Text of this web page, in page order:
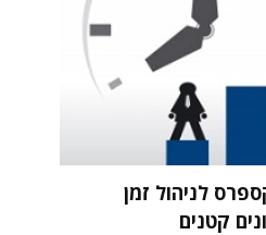
לניהול זמן
קטנים